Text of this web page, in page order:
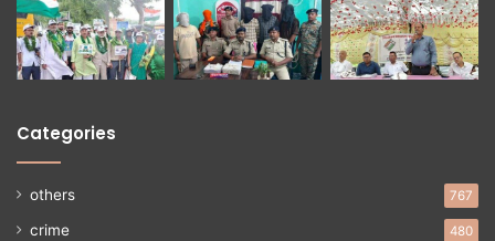
Categories
others 767
crime 480